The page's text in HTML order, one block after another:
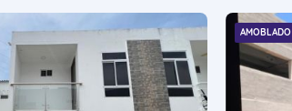
AMOBLADO